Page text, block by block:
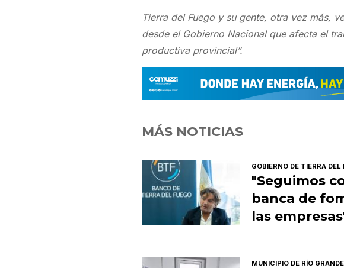
Tierra del Fuego y su gente, otra vez más,
desde el Gobierno Nacional que afecta el
productiva provincial”.
MÁS NOTICIAS
GOBIERNO DE TIERRA DEL
"Seguimos
banca de
las
MUNICIPIO DE RÍO GRANDE